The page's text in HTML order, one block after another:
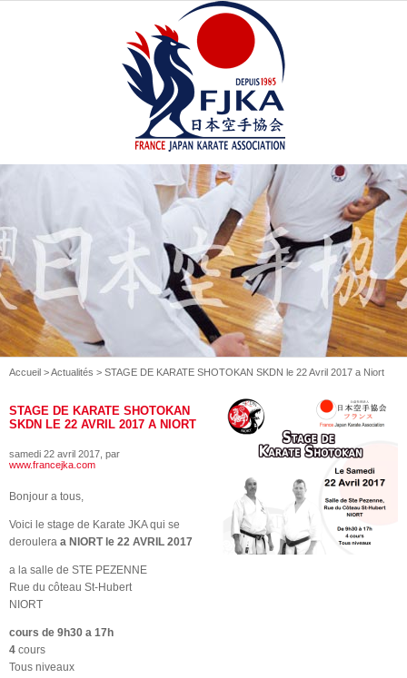
Accueil >Actualités > STAGE DE KARATE SHOTOKAN SKDN le 22 Avril 2017 a Niort
STAGE DE KARATE SHOTOKAN
SKDN LE 22 AVRIL 2017 A NIORT
samedi 22 avril 2017 , par
www.francejka.com
Bonjour a tous,
Voici le stage de Karate JKA qui se
deroulera a NIORT le 22 AVRIL 2017
a la salle de STE PEZENNE
Rue du côteau St-Hubert
NIORT
cours de 9h30 a 17h
4 cours
Tous niveaux